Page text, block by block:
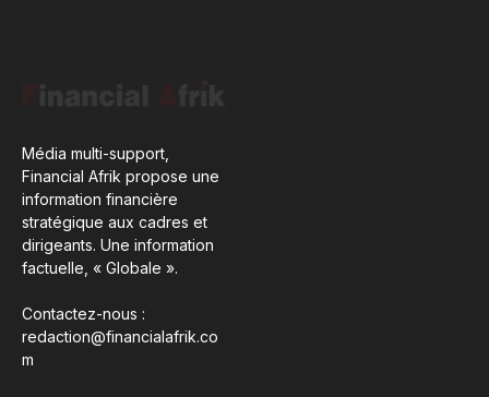
Média multi-support,
Financial Afrik propose une
information financière
stratégique aux cadres et
dirigeants. Une information
factuelle, « Globale ».
Contactez-nous :
redaction@financialafrik.co
m